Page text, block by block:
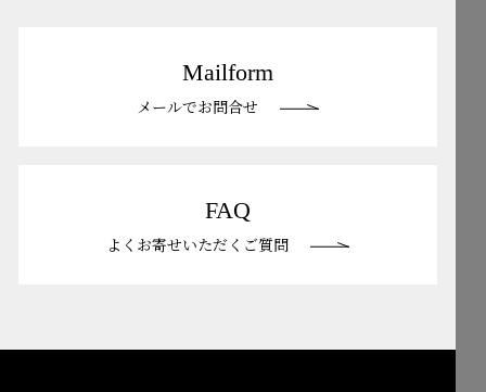
Mailform
メールでお問合せ
FAQ
よくお寄せいただくご質問